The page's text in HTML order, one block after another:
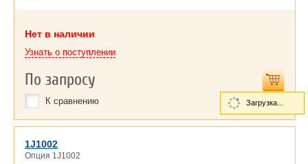
Нет в наличии
Узнать о поступлении
По запросу
К сравнению
1J1002
Опция 1J1002
Загрузка...